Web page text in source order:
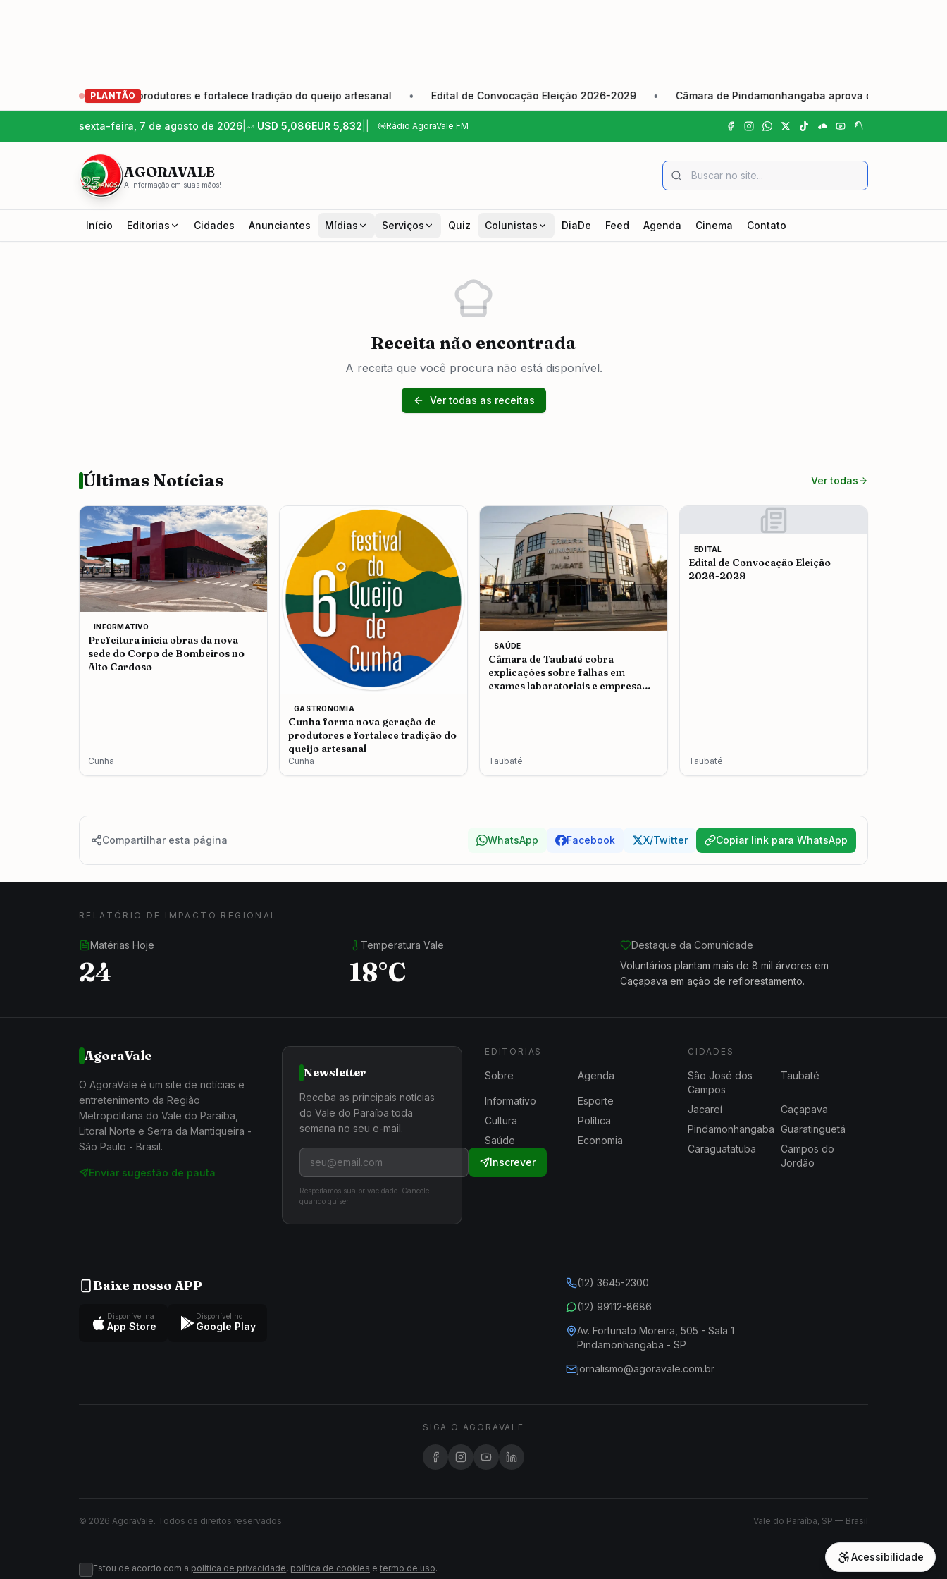
PLANTÃO
nova geração de produtores e fortalece tradição do queijo artesanal • Edital de Convocação Eleição 2026-2029 • Câmara de Pindamonhangaba aprova criação do Dia
sexta-feira, 7 de agosto de 2026 USD 5,086EUR 5,832 Rádio AgoraVale FM
AGORAVALE
A Informação em suas mãos!
Início Editorias Cidades Anunciantes Mídias Serviços Quiz Colunistas DiaDe Feed Agenda Cinema Contato
Receita não encontrada
A receita que você procura não está disponível.
Ver todas as receitas
Últimas Notícias Ver todas
INFORMATIVO
Prefeitura inicia obras da nova
sede do Corpo de Bombeiros no
Alto Cardoso
Cunha
GASTRONOMIA
Cunha forma nova geração de
produtores e fortalece tradição do
queijo artesanal
Cunha
SAÚDE
Câmara de Taubaté cobra
explicações sobre falhas em
exames laboratoriais e empresa
Taubaté
EDITAL
Edital de Convocação Eleição
2026-2029
Taubaté
Compartilhar esta página WhatsApp Facebook X/Twitter Copiar link para WhatsApp
RELATÓRIO DE IMPACTO REGIONAL
Matérias Hoje
24
Temperatura Vale
18°C
Destaque da Comunidade
Voluntários plantam mais de 8 mil árvores em
Caçapava em ação de reflorestamento.
AgoraVale
O AgoraVale é um site de notícias e
entretenimento da Região
Metropolitana do Vale do Paraíba,
Litoral Norte e Serra da Mantiqueira -
São Paulo - Brasil.
Enviar sugestão de pauta
Newsletter
Receba as principais notícias
do Vale do Paraíba toda
semana no seu e-mail.
Inscrever
Respeitamos sua privacidade. Cancele
quando quiser.
EDITORIAS
Sobre Agenda
Informativo
Esporte
Cultura
Política
Saúde
Economia
CIDADES
São José dos
Campos
Taubaté
Jacareí
Caçapava
Pindamonhangaba Guaratinguetá
Caraguatatuba
Campos do
Jordão
Baixe nosso APP
Disponível na
App Store
Disponível no
Google Play
(12) 3645-2300
(12) 99112-8686
Av. Fortunato Moreira, 505 - Sala 1
Pindamonhangaba - SP
jornalismo@agoravale.com.br
SIGA O AGORAVALE
© 2026 AgoraVale. Todos os direitos reservados. Vale do Paraíba, SP — Brasil
Estou de acordo com a política de privacidade, política de cookies e termo de uso.
Acessibilidade